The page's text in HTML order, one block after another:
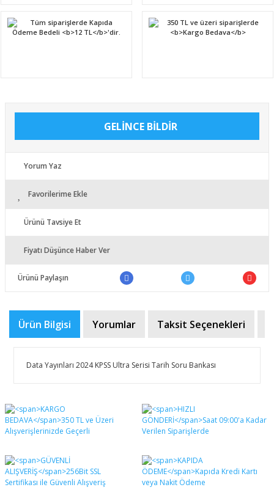
GELİNCE BİLDİR
Yorum Yaz
Favorilerime Ekle
Ürünü Tavsiye Et
Fiyatı Düşünce Haber Ver
Ürünü Paylaşın
Ürün Bilgisi Yorumlar Taksit Seçenekleri
Data Yayınları 2024 KPSS Ultra Serisi Tarih Soru Bankası
Bu ürüne ilk yorumu siz yapın!
Yorum Yaz
Bu ürünün fiyat bilgisi, resim, ürün açıklamalarında ve
diğer konularda yetersiz gördüğünüz noktaları öneri
formunu kullanarak tarafımıza iletebilirsiniz.
Görüş ve önerileriniz için teşekkür ederiz.
Ürün resmi kalitesiz, bozuk veya görüntülenemiyor.
Ürün açıklamasında eksik bilgiler bulunuyor.